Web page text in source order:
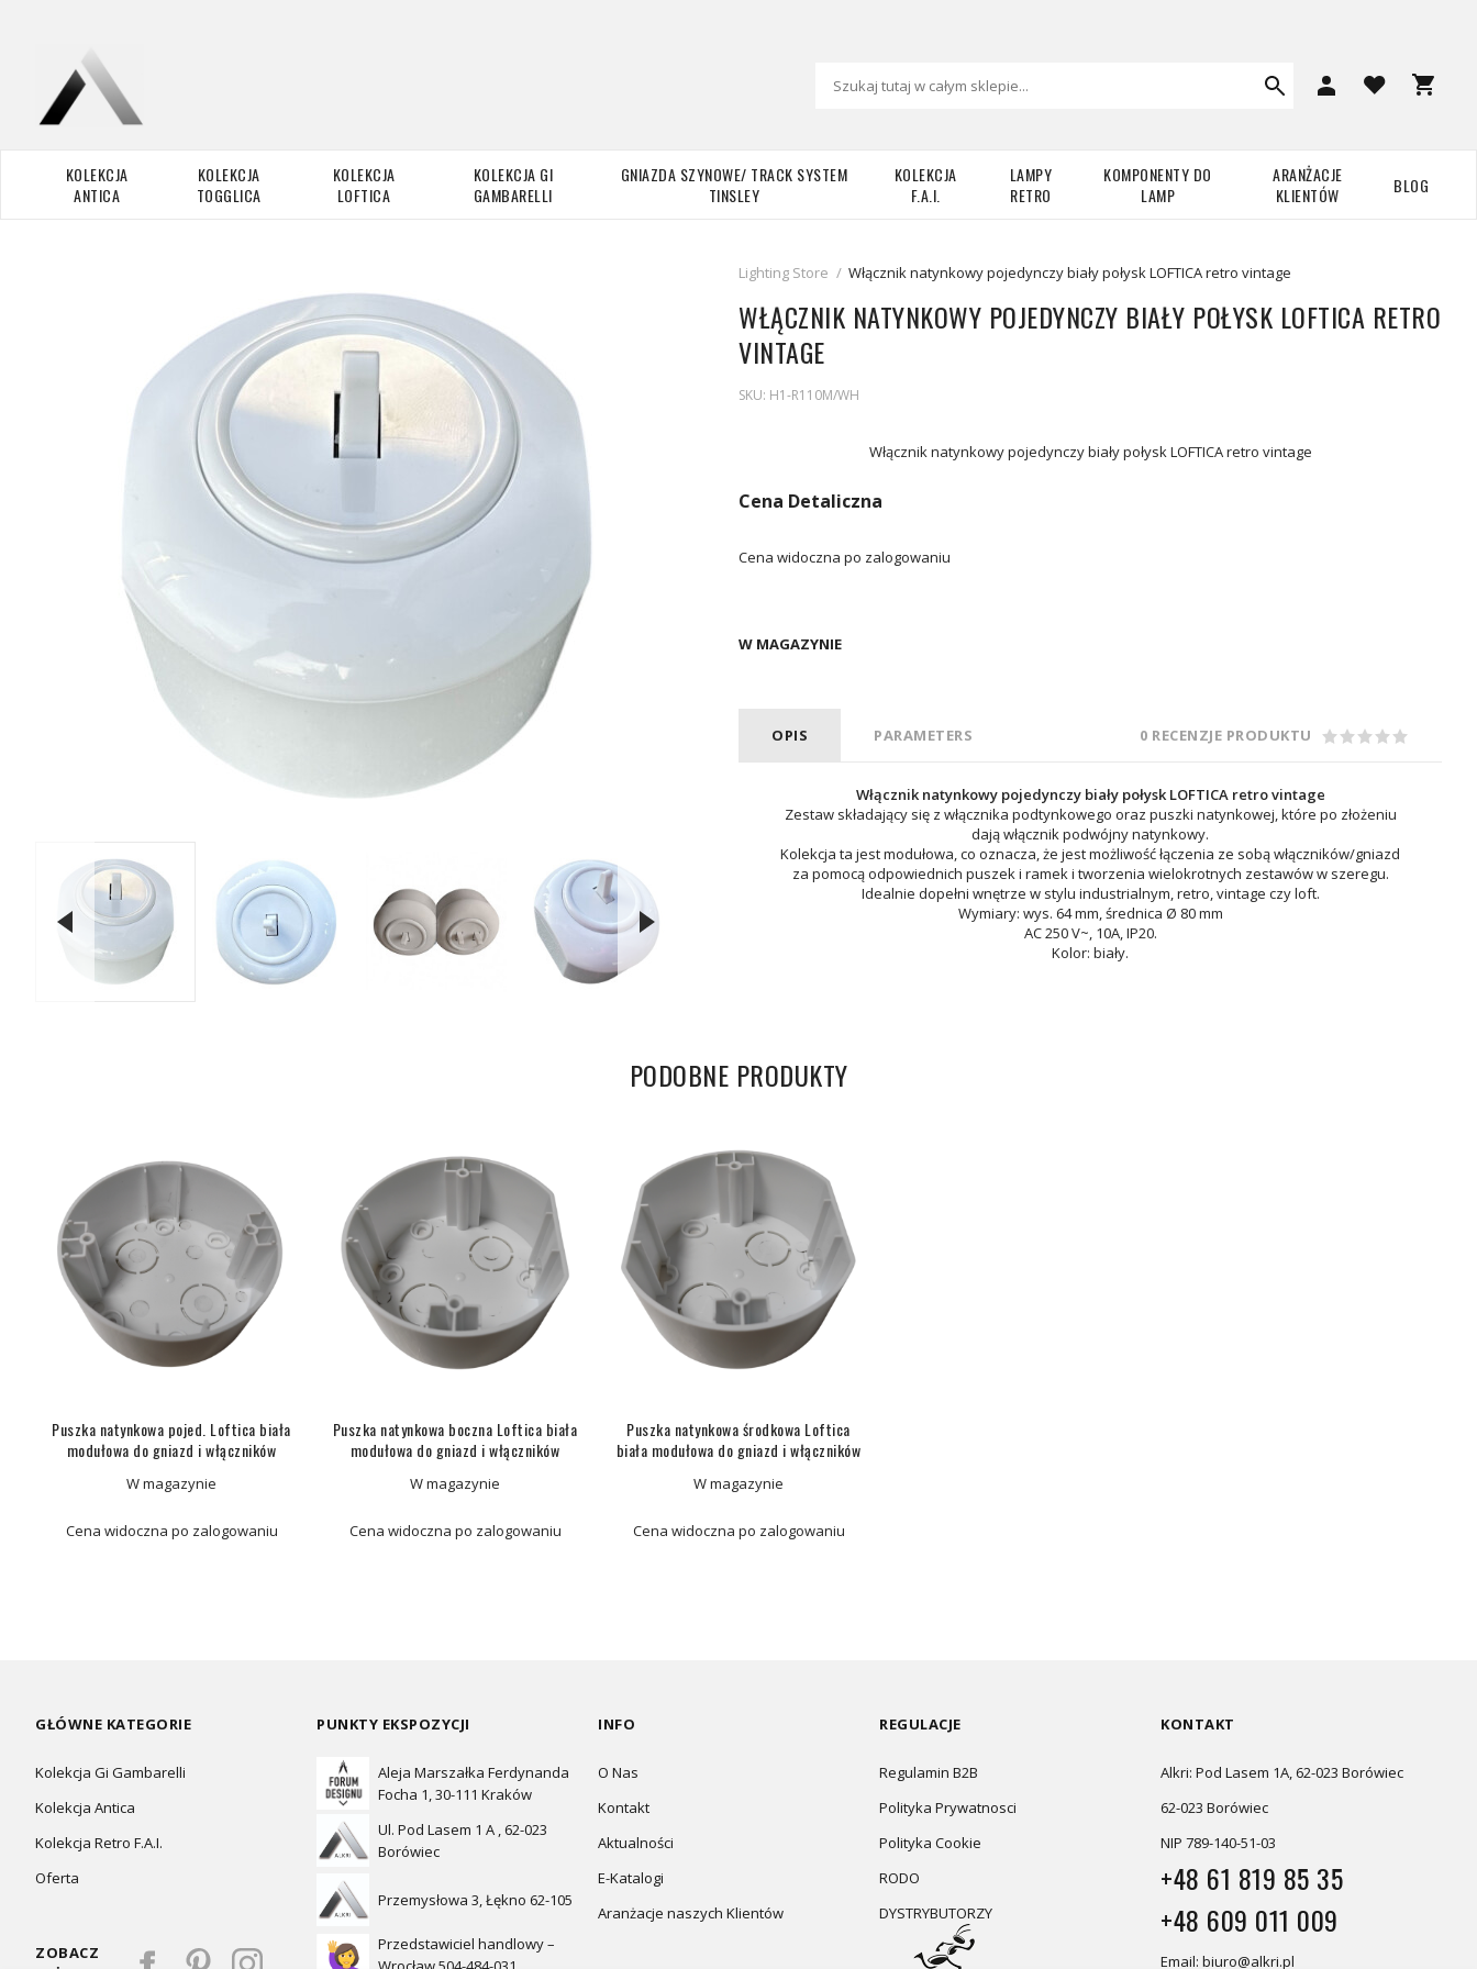
KOLEKCJA
ANTICA
KOLEKCJA
TOGGLICA
KOLEKCJA
LOFTICA
KOLEKCJA GI
GAMBARELLI
GNIAZDA SZYNOWE/ TRACK SYSTEM
TINSLEY
KOLEKCJA
F.A.I.
LAMPY
RETRO
KOMPONENTY DO
LAMP
ARANŻACJE
KLIENTÓW
BLOG
Lighting Store / Włącznik natynkowy pojedynczy biały połysk LOFTICA retro vintage
WŁĄCZNIK NATYNKOWY POJEDYNCZY BIAŁY POŁYSK LOFTICA RETRO
VINTAGE
SKU: H1-R110M/WH
Włącznik natynkowy pojedynczy biały połysk LOFTICA retro vintage
Cena Detaliczna
Cena widoczna po zalogowaniu
W MAGAZYNIE
OPIS PARAMETERS 0 RECENZJE PRODUKTU
Włącznik natynkowy pojedynczy biały połysk LOFTICA retro vintage
Zestaw składający się z włącznika podtynkowego oraz puszki natynkowej, które po złożeniu
dają włącznik podwójny natynkowy.
Kolekcja ta jest modułowa, co oznacza, że jest możliwość łączenia ze sobą włączników/gniazd
za pomocą odpowiednich puszek i ramek i tworzenia wielokrotnych zestawów w szeregu.
Idealnie dopełni wnętrze w stylu industrialnym, retro, vintage czy loft.
Wymiary: wys. 64 mm, średnica Ø 80 mm
AC 250 V~, 10A, IP20.
Kolor: biały.
PODOBNE PRODUKTY
Puszka natynkowa pojed. Loftica biała
modułowa do gniazd i włączników
W magazynie
Cena widoczna po zalogowaniu
Puszka natynkowa boczna Loftica biała
modułowa do gniazd i włączników
W magazynie
Cena widoczna po zalogowaniu
Puszka natynkowa środkowa Loftica
biała modułowa do gniazd i włączników
W magazynie
Cena widoczna po zalogowaniu
GŁÓWNE KATEGORIE
Kolekcja Gi Gambarelli
Kolekcja Antica
Kolekcja Retro F.A.I.
Oferta
ZOBACZ
PUNKTY EKSPOZYCJI
Aleja Marszałka Ferdynanda
Focha 1, 30-111 Kraków
Ul. Pod Lasem 1 A , 62-023
Borówiec
Przemysłowa 3, Łękno 62-105
Przedstawiciel handlowy –
INFO
O Nas
Kontakt
Aktualności
E-Katalogi
Aranżacje naszych Klientów
REGULACJE
Regulamin B2B
Polityka Prywatnosci
Polityka Cookie
RODO
DYSTRYBUTORZY
KONTAKT
Alkri: Pod Lasem 1A, 62-023 Borówiec
62-023 Borówiec
NIP 789-140-51-03
+48 61 819 85 35
+48 609 011 009
Email: biuro@alkri.pl